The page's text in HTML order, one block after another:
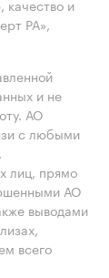
и
РА»,
и не
АО
с любыми
лиц, прямо
АО
выводами
всего